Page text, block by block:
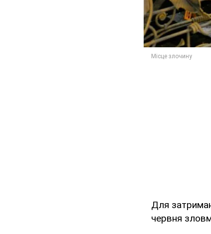
Для
червня